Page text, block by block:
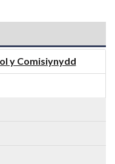
y Comisiynydd